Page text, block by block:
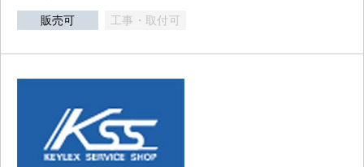
販売可 工事・取付可